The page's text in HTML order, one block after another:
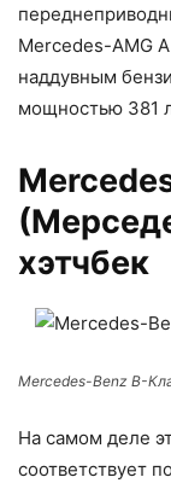
Mercedes-AMG
наддувным
мощностью 381
хэтчбек
Mercedes-Benz В-
На самом деле
соответствует